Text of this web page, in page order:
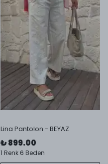
Lina Pantolon - BEYAZ
₺ 899.00
1 Renk 6 Beden